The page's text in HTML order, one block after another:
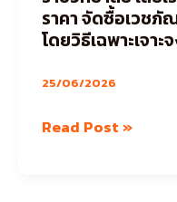
การ
เสนอ
จัด
ซื้อ
ราคา จัดซื้อเวชภั
โดยวิธีเฉพาะเจาะ
25/06/2026
มหาวิทยาลัย
มหา
มกุฏ
วิทยาลัย
Read Post »